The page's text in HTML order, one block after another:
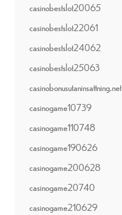
casinobestslot20065
casinobestslot22061
casinobestslot24062
casinobestslot25063
casinobonusutaninsattning.net
casinogame10739
casinogame110748
casinogame190626
casinogame200628
casinogame20740
casinogame210629